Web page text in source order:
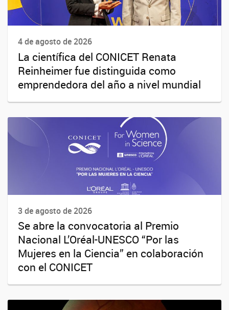
4 de agosto de 2026
La científica del CONICET Renata
Reinheimer fue distinguida como
emprendedora del año a nivel mundial
3 de agosto de 2026
Se abre la convocatoria al Premio
Nacional L’Oréal-UNESCO “Por las
Mujeres en la Ciencia” en colaboración
con el CONICET